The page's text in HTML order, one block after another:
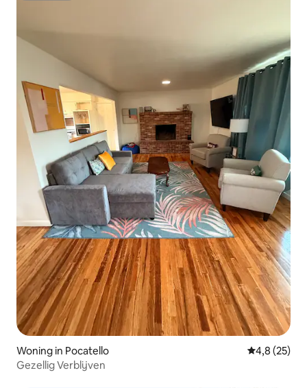
Woning in Pocatello
4,8 (25)
Gezellig Verblijven